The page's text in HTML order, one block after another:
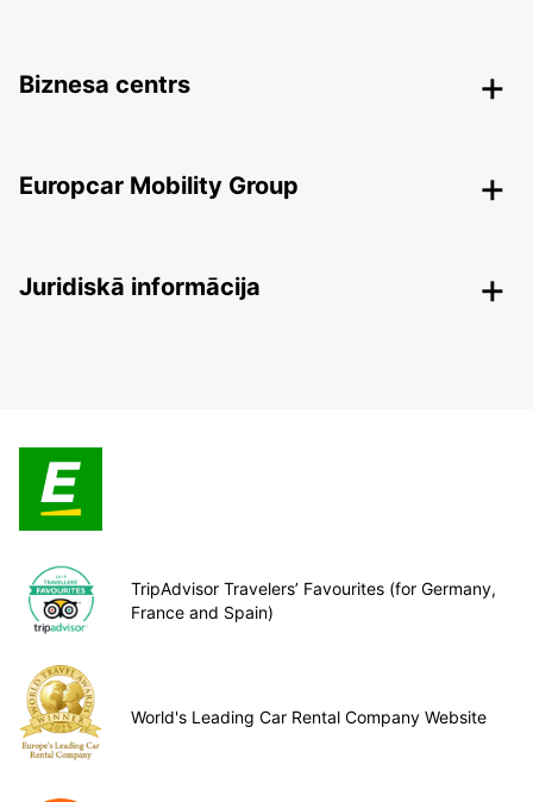
Biznesa centrs
Europcar Mobility Group
Juridiskā informācija
TripAdvisor Travelers’ Favourites (for Germany,
France and Spain)
World's Leading Car Rental Company Website